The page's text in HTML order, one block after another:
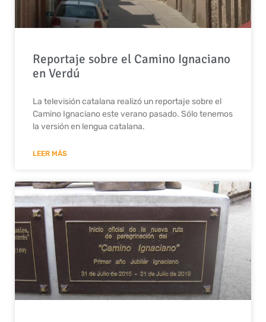
Reportaje sobre el Camino Ignaciano
en Verdú
La televisión catalana realizó un reportaje sobre el
Camino Ignaciano este verano pasado. Sólo tenemos
la versión en lengua catalana.
LEER MÁS